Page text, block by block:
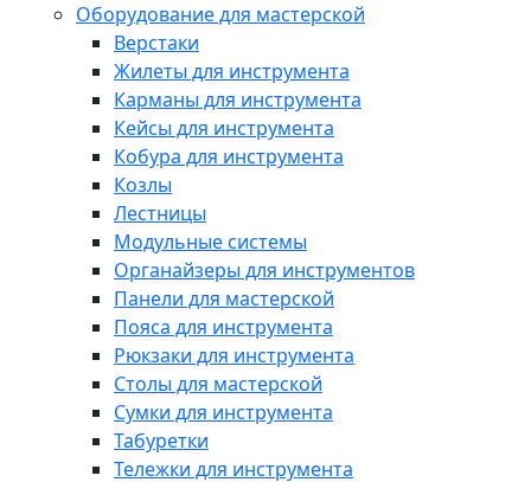
Оборудование для мастерской
Верстаки
Жилеты для инструмента
Карманы для инструмента
Кейсы для инструмента
Кобура для инструмента
Козлы
Лестницы
Модульные системы
Органайзеры для инструментов
Панели для мастерской
Пояса для инструмента
Рюкзаки для инструмента
Столы для мастерской
Сумки для инструмента
Табуретки
Тележки для инструмента